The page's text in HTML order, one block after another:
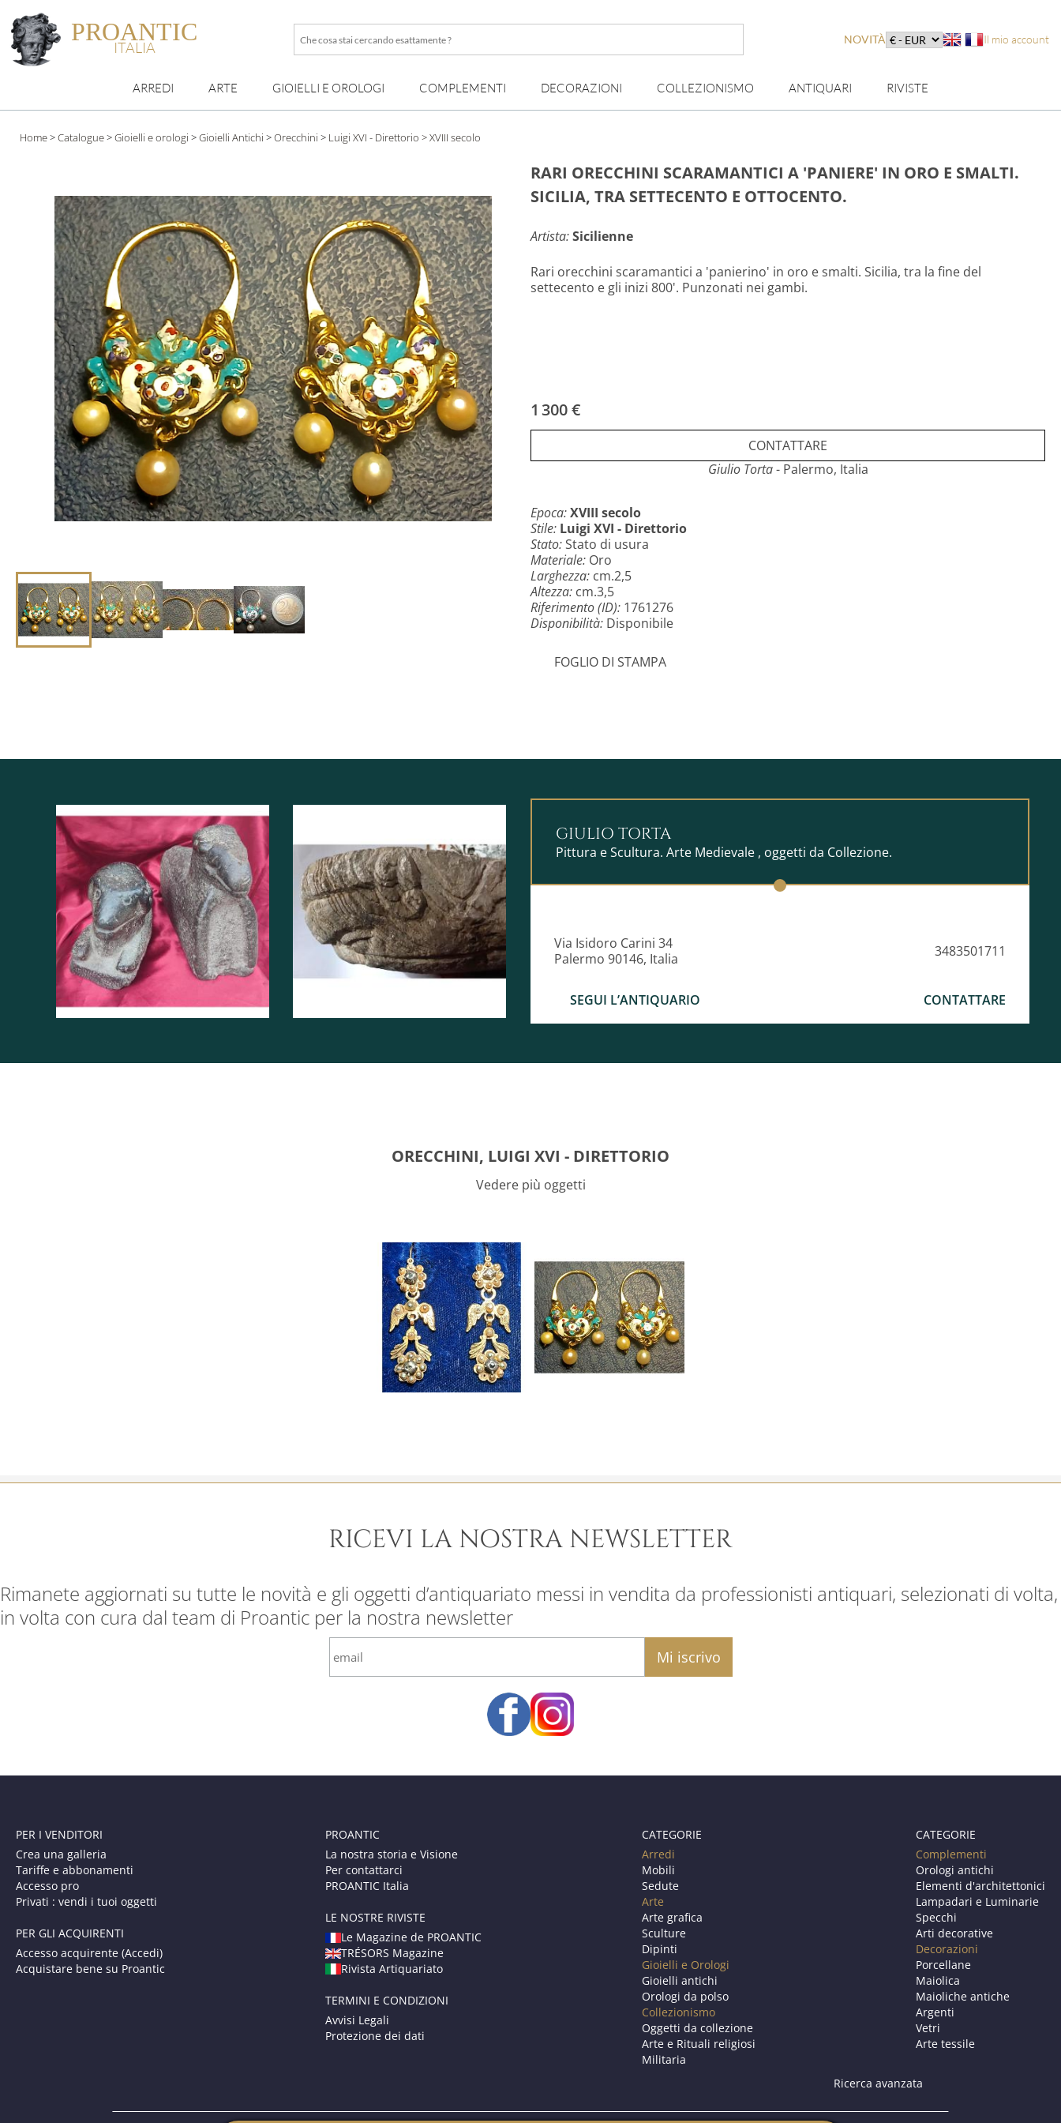
PROANTIC
ITALIA
Che
cercando
esattamente
NOVITÀ Il mio account
ARREDI ARTE GIOIELLI E OROLOGI COMPLEMENTI DECORAZIONI COLLEZIONISMO ANTIQUARI RIVISTE
Home>Catalogue>Gioielli e orologi >Gioielli Antichi >Orecchini > Luigi XVI - Direttorio > XVIII secolo
RARI ORECCHINI SCARAMANTICI A 'PANIERE' IN ORO E SMALTI.
SICILIA, TRA SETTECENTO E OTTOCENTO.
Artista:Sicilienne
Rari orecchini scaramantici a 'panierino' in oro e smalti. Sicilia, tra la fine del
settecento e gli inizi 800'. Punzonati nei gambi.
1 300 €
CONTATTARE
Giulio Torta- Palermo, Italia
Epoca:XVIII secolo
Stile: Luigi XVI - Direttorio
Stato:Stato di usura
Materiale: Oro
Larghezza: cm.2,5
Altezza: cm.3,5
Riferimento (ID): 1761276
Disponibilità: Disponibile
FOGLIO DI STAMPA
GIULIO TORTA
Pittura e Scultura. Arte Medievale , oggetti da Collezione.
Via Isidoro Carini 34
Palermo 90146, Italia
3483501711
SEGUI L’ANTIQUARIO CONTATTARE
ORECCHINI, LUIGI XVI - DIRETTORIO
Vedere più oggetti
RICEVI LA NOSTRA NEWSLETTER
Rimanete aggiornati su tutte le novità e gli oggetti d’antiquariato messi in vendita da professionisti antiquari, selezionati di volta,
in volta con cura dal team di Proantic per la nostra newsletter
PER I VENDITORI
Crea una galleria
Tariffe e abbonamenti
Accesso pro
Privati : vendi i tuoi oggetti
PER GLI ACQUIRENTI
Accesso acquirente (Accedi)
Acquistare bene su Proantic
PROANTIC
La nostra storia e Visione
Per contattarci
PROANTIC Italia
LE NOSTRE RIVISTE
Le Magazine de PROANTIC
TRÉSORS Magazine
Rivista Artiquariato
TERMINI E CONDIZIONI
Avvisi Legali
Protezione dei dati
CATEGORIE
Arredi
Mobili
Sedute
Arte
Arte grafica
Sculture
Dipinti
Gioielli e Orologi
Gioielli antichi
Orologi da polso
Collezionismo
Oggetti da collezione
Arte e Rituali religiosi
Militaria
CATEGORIE
Complementi
Orologi antichi
Elementi d'architettonici
Lampadari e Luminarie
Specchi
Arti decorative
Decorazioni
Porcellane
Maiolica
Maioliche antiche
Argenti
Vetri
Arte tessile
Ricerca avanzata